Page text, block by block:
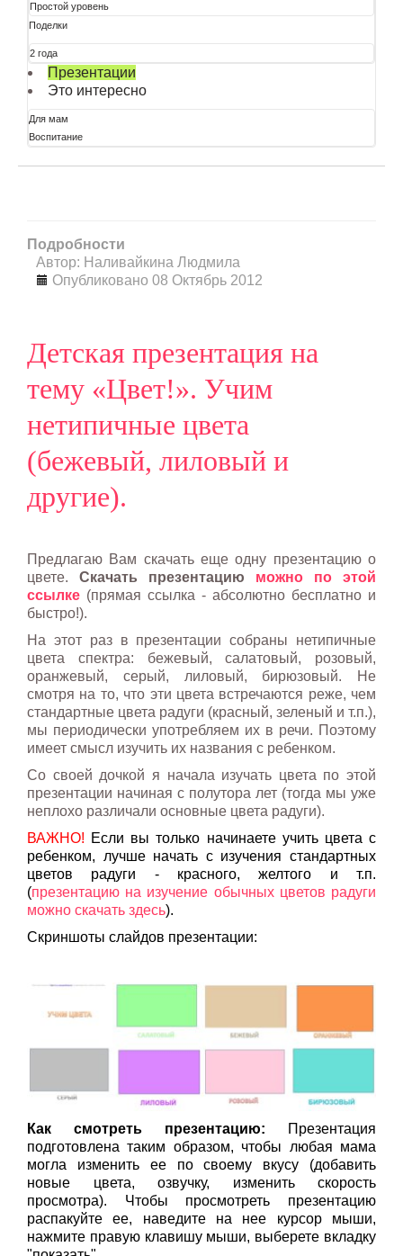
Простой уровень
Поделки
2 года
Презентации
Это интересно
Для мам
Воспитание
Подробности
Автор: Наливайкина Людмила
Опубликовано 08 Октябрь 2012
Детская презентация на
тему «Цвет!». Учим
нетипичные цвета
(бежевый, лиловый и
другие).
Предлагаю Вам скачать еще одну презентацию о
цвете. Скачать презентацию
можно по этой
ссылке (прямая ссылка - абсолютно бесплатно и
быстро!).
На этот раз в презентации собраны нетипичные
цвета спектра: бежевый, салатовый, розовый,
оранжевый, серый, лиловый, бирюзовый. Не
смотря на то, что эти цвета встречаются реже, чем
стандартные цвета радуги (красный, зеленый и т.п.),
мы периодически употребляем их в речи. Поэтому
имеет смысл изучить их названия с ребенком.
Со своей дочкой я начала изучать цвета по этой
презентации начиная с полутора лет (тогда мы уже
неплохо различали основные цвета радуги).
ВАЖНО! Если вы только начинаете учить цвета с
ребенком, лучше начать с изучения стандартных
цветов радуги - красного, желтого и т.п.
(презентацию на изучение обычных цветов радуги
можно скачать здесь).
Скриншоты слайдов презентации:
Как смотреть презентацию: Презентация
подготовлена таким образом, чтобы любая мама
могла изменить ее по своему вкусу (добавить
новые цвета, озвучку, изменить скорость
просмотра). Чтобы просмотреть презентацию
распакуйте ее, наведите на нее курсор мыши,
нажмите правую клавишу мыши, выберете вкладку